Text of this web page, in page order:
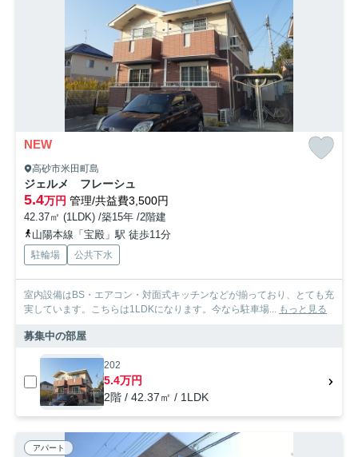
NEW
高砂市米田町島
ジェルメ フレーシュ
5.4万円 管理/共益費3,500円
42.37㎡ (1LDK) /築15年 /2階建
山陽本線「宝殿」駅 徒歩11分
駐輪場 公共下水
室内設備はBS・エアコン・対面式キッチンなどが揃っており、とても充
実しています。こちらは1LDKになります。今なら駐車場... もっと見る
募集中の部屋
202
5.4万円
2階 / 42.37㎡ / 1LDK
アパート